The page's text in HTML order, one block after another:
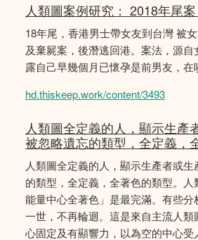
人類圖案例研究： 2018年尾
18年尾，香港男士帶女友到台灣 被
及棄屍案，後潛逃回港。案法，源
露自己早幾個月已懷孕是前男友，在
hd.thiskeep.work/content/3493
人類圖全定義的人，顯示生產
被忽略遺忘的類型，全定義，
人類圖全定義的人，顯示生產者或
的類型，全定義，全著色的類型。
能量中心全著色」是最完滿。有些分
一世，不再輪迴。這是來自主流人類
心固定及有顯響力，以為空的中心受